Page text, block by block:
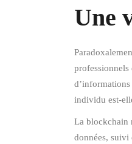
Une
professionnels
individu est-
La blockchain
données, suivi